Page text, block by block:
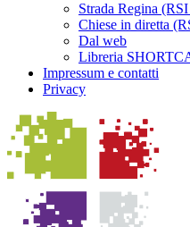
Strada Regina
Chiese in diretta
Dal web
Libreria
Impressum e contatti
Privacy